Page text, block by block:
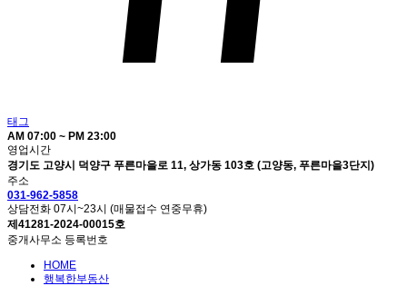
태그
AM 07:00 ~ PM 23:00
영업시간
경기도 고양시 덕양구 푸른마을로 11, 상가동 103호 (고양동, 푸른마을3단지)
주소
031-962-5858
상담전화 07시~23시 (매물접수 연중무휴)
제41281-2024-00015호
중개사무소 등록번호
HOME
행복한부동산